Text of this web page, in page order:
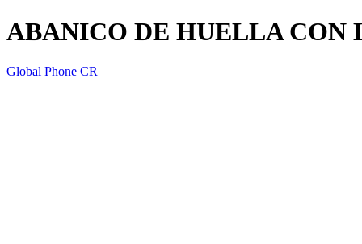
ABANICO DE HUELLA CON
Global Phone CR